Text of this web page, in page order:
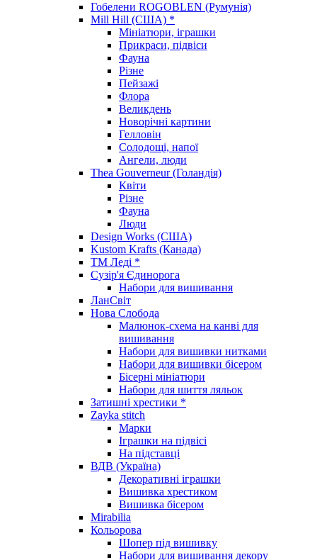
Гобелени ROGOBLEN (Румунія)
Mill Hill (США) *
Мініатюри, іграшки
Прикраси, підвіси
Фауна
Різне
Пейзажі
Флора
Великдень
Новорічні картини
Гелловін
Солодощі, напої
Ангели, люди
Thea Gouverneur (Голандія)
Квіти
Різне
Фауна
Люди
Design Works (США)
Kustom Krafts (Канада)
ТМ Леді *
Сузір'я Єдинорога
Набори для вишивання
ЛанСвіт
Нова Слобода
Малюнок-схема на канві для
вишивання
Набори для вишивки нитками
Набори для вишивки бісером
Бісерні мініатюри
Набори для шиття ляльок
Затишні хрестики *
Zayka stitch
Марки
Іграшки на підвісі
На підставці
ВДВ (Україна)
Декоративні іграшки
Вишивка хрестиком
Вишивка бісером
Mirabilia
Кольорова
Шопер під вишивку
Набори для вишивання декору